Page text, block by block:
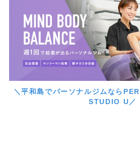
＼平和島でパーソナルジムなら
STUDIO U／